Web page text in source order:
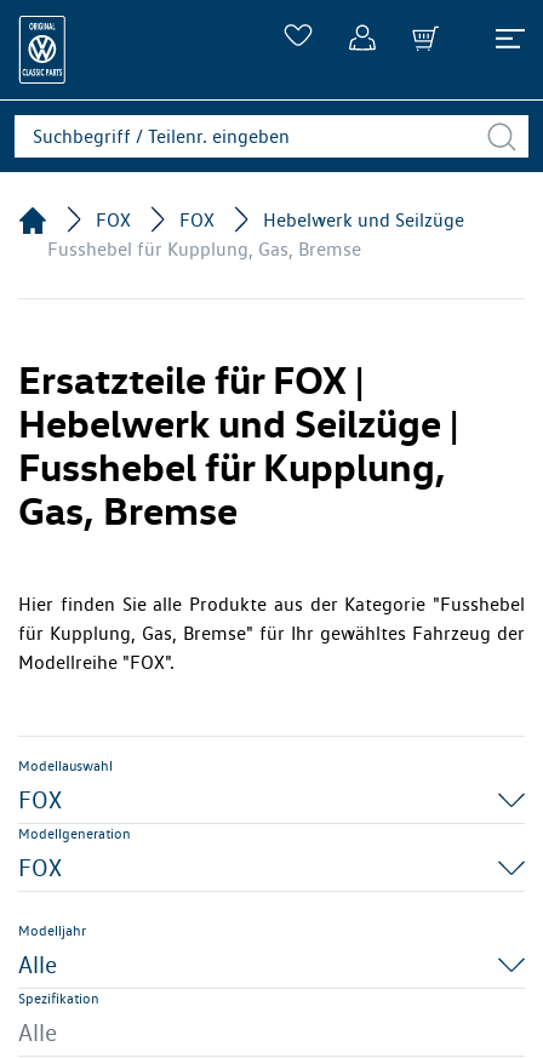
FOX FOX
Hebelwerk und Seilzüge
Fusshebel für Kupplung, Gas, Bremse
Ersatzteile für FOX |
Hebelwerk und Seilzüge |
Fusshebel für Kupplung,
Gas, Bremse
Hier finden Sie alle Produkte aus der Kategorie "Fusshebel
für Kupplung, Gas, Bremse" für Ihr gewähltes Fahrzeug der
Modellreihe "FOX".
Modellauswahl
FOX
Modellgeneration
FOX
Modelljahr
Alle
Spezifikation
Alle